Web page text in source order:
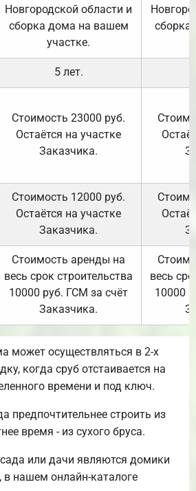
Новгородской области и
сборка дома на вашем
участке.
5 лет.
Стоимость 23000 руб.
Остаётся на участке
Заказчика.
Стоимость 12000 руб.
Остаётся на участке
Заказчика.
Стоимость аренды на
весь срок строительства
10000 руб. ГСМ за счёт
Заказчика.
весь
10000
может осуществляться в 2-х
когда сруб отстаивается на
времени и под ключ.
предпочтительнее строить из
время - из сухого бруса.
или дачи являются домики
в нашем онлайн-каталоге